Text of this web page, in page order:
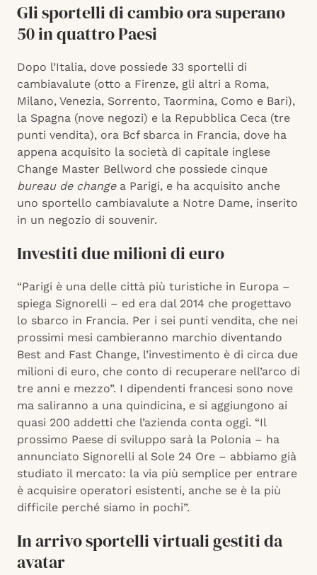
Gli sportelli di cambio ora superano
50 in quattro Paesi
Dopo l’Italia, dove possiede 33 sportelli di
cambiavalute (otto a Firenze, gli altri a Roma,
Milano, Venezia, Sorrento, Taormina, Como e Bari),
la Spagna (nove negozi) e la Repubblica Ceca (tre
punti vendita), ora Bcf sbarca in Francia, dove ha
appena acquisito la società di capitale inglese
Change Master Bellword che possiede cinque
bureau de changea Parigi, e ha acquisito anche
uno sportello cambiavalute a Notre Dame, inserito
in un negozio di souvenir.
Investiti due milioni di euro
“Parigi è una delle città più turistiche in Europa –
spiega Signorelli – ed era dal 2014 che progettavo
lo sbarco in Francia. Per i sei punti vendita, che nei
prossimi mesi cambieranno marchio diventando
Best and Fast Change, l’investimento è di circa due
milioni di euro, che conto di recuperare nell’arco di
tre anni e mezzo”. I dipendenti francesi sono nove
ma saliranno a una quindicina, e si aggiungono ai
quasi 200 addetti che l’azienda conta oggi. “Il
prossimo Paese di sviluppo sarà la Polonia – ha
annunciato Signorelli al Sole 24 Ore – abbiamo già
studiato il mercato: la via più semplice per entrare
è acquisire operatori esistenti, anche se è la più
difficile perché siamo in pochi”.
In arrivo sportelli virtuali gestiti da
avatar